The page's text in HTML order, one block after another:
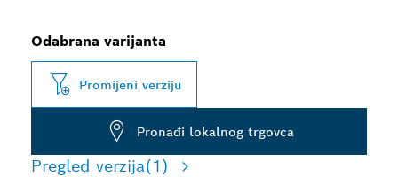
Odabrana varijanta
Promijeni verziju
Pronađi lokalnog trgovca
Pregled verzija(1)